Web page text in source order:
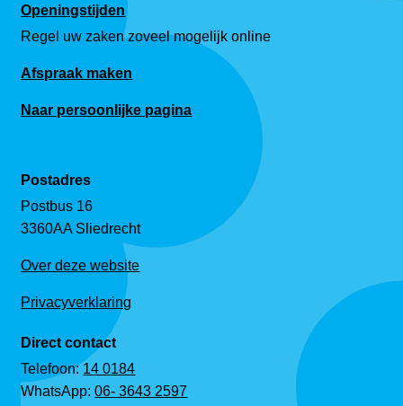
Openingstijden
Regel uw zaken zoveel mogelijk online
Afspraak maken
Naar persoonlijke pagina
Postadres
Postbus 16
3360AA Sliedrecht
Over deze website
Privacyverklaring
Direct contact
Telefoon:14 0184
WhatsApp:06- 3643 2597